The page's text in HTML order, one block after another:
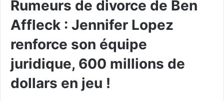
Rumeurs de divorce de Ben
Affleck : Jennifer Lopez
renforce son équipe
juridique, 600 millions de
dollars en jeu !